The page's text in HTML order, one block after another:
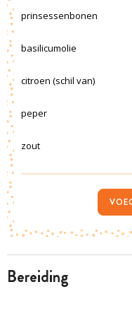
bereiding
prinsessenbonen
basilicumolie
citroen (schil van)
peper
zout